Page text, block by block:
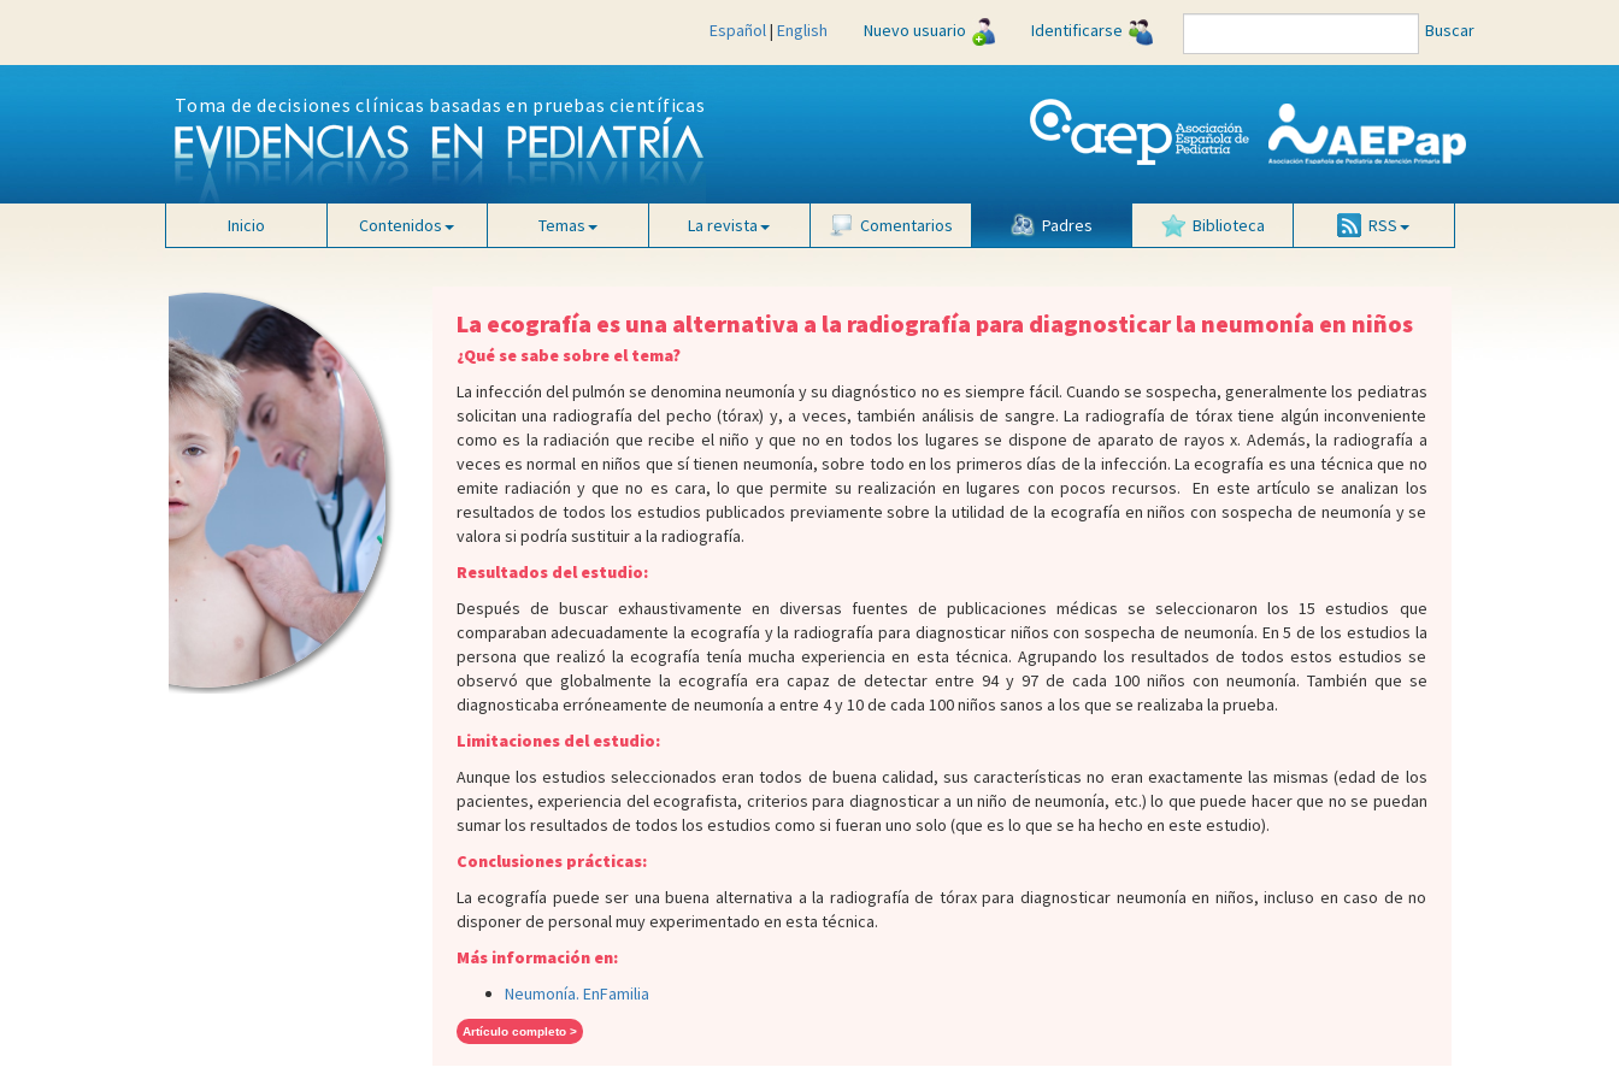
Español| English Nuevo usuario Identificarse Buscar
Toma de decisiones clínicas basadas en pruebas científicas
Inicio Contenidos Temas La revista Comentarios Padres Biblioteca RSS
La ecografía es una alternativa a la radiografía para diagnosticar la neumonía en niños
¿Qué se sabe sobre el tema?
La infección del pulmón se denomina neumonía y su diagnóstico no es siempre fácil. Cuando se sospecha, generalmente los pediatras
solicitan una radiografía del pecho (tórax) y, a veces, también análisis de sangre. La radiografía de tórax tiene algún inconveniente
como es la radiación que recibe el niño y que no en todos los lugares se dispone de aparato de rayos x. Además, la radiografía a
veces es normal en niños que sí tienen neumonía, sobre todo en los primeros días de la infección. La ecografía es una técnica que no
emite radiación y que no es cara, lo que permite su realización en lugares con pocos recursos. En este artículo se analizan los
resultados de todos los estudios publicados previamente sobre la utilidad de la ecografía en niños con sospecha de neumonía y se
valora si podría sustituir a la radiografía.
Resultados del estudio:
Después de buscar exhaustivamente en diversas fuentes de publicaciones médicas se seleccionaron los 15 estudios que
comparaban adecuadamente la ecografía y la radiografía para diagnosticar niños con sospecha de neumonía. En 5 de los estudios la
persona que realizó la ecografía tenía mucha experiencia en esta técnica. Agrupando los resultados de todos estos estudios se
observó que globalmente la ecografía era capaz de detectar entre 94 y 97 de cada 100 niños con neumonía. También que se
diagnosticaba erróneamente de neumonía a entre 4 y 10 de cada 100 niños sanos a los que se realizaba la prueba.
Limitaciones del estudio:
Aunque los estudios seleccionados eran todos de buena calidad, sus características no eran exactamente las mismas (edad de los
pacientes, experiencia del ecografista, criterios para diagnosticar a un niño de neumonía, etc.) lo que puede hacer que no se puedan
sumar los resultados de todos los estudios como si fueran uno solo (que es lo que se ha hecho en este estudio).
Conclusiones prácticas:
La ecografía puede ser una buena alternativa a la radiografía de tórax para diagnosticar neumonía en niños, incluso en caso de no
disponer de personal muy experimentado en esta técnica.
Más información en:
Neumonía. EnFamilia
Artículo completo >